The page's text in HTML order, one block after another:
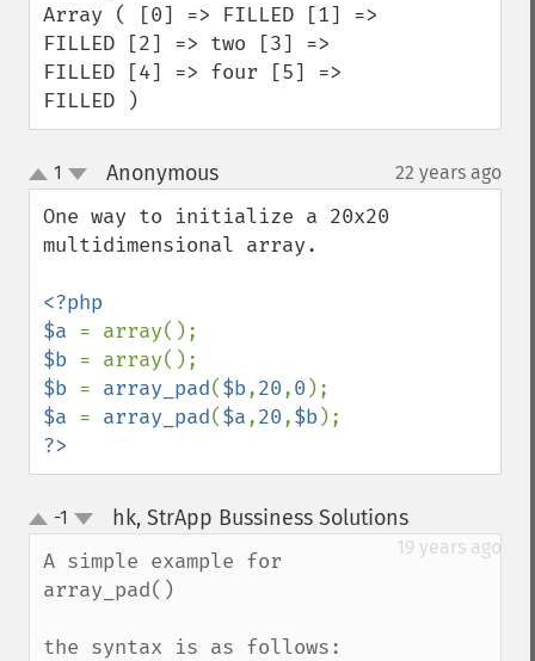
Array ( [0] => FILLED [1] =>
FILLED [2] => two [3] =>
FILLED [4] => four [5] =>
FILLED )
up
down
1 Anonymous¶ 22 years ago
One way to initialize a 20x20
multidimensional array.
<?php
$a
$b
$b = array_pad($b,20,0
$a = array_pad($a,20,$b
?>
up
down
-1 hk, StrApp Bussiness Solutions¶
19 years ago
A simple example for
array_pad()
the syntax is as follows: